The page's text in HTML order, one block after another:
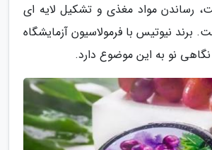
رساندن مواد مغذی و تشکیل لایه ای
نیوتیس با فرمولاسیون آزمایشگاه
نو به این موضوع دارد.